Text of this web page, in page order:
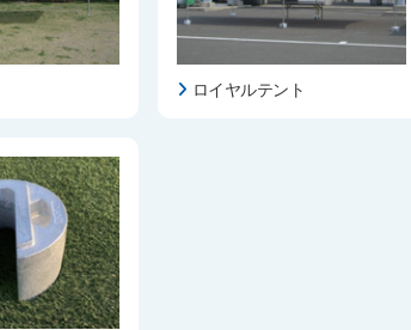
ロイヤルテント